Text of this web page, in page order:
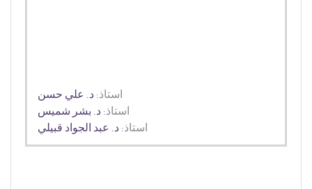
استاذ: د. علي حسن
استاذ: د. بشر شميس
استاذ: د. عبد الجواد قبيلي